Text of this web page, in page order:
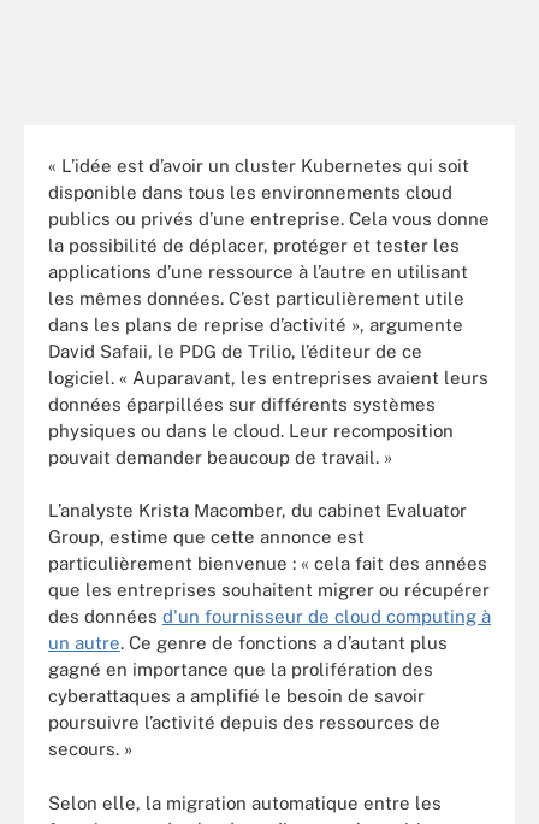
« L’idée est d’avoir un cluster Kubernetes qui soit
disponible dans tous les environnements cloud
publics ou privés d’une entreprise. Cela vous donne
la possibilité de déplacer, protéger et tester les
applications d’une ressource à l’autre en utilisant
les mêmes données. C’est particulièrement utile
dans les plans de reprise d’activité », argumente
David Safaii, le PDG de Trilio, l’éditeur de ce
logiciel. « Auparavant, les entreprises avaient leurs
données éparpillées sur différents systèmes
physiques ou dans le cloud. Leur recomposition
pouvait demander beaucoup de travail. »
L’analyste Krista Macomber, du cabinet Evaluator
Group, estime que cette annonce est
particulièrement bienvenue : « cela fait des années
que les entreprises souhaitent migrer ou récupérer
des données d'un fournisseur de cloud computing à
un autre. Ce genre de fonctions a d’autant plus
gagné en importance que la prolifération des
cyberattaques a amplifié le besoin de savoir
poursuivre l’activité depuis des ressources de
secours. »
Selon elle, la migration automatique entre les